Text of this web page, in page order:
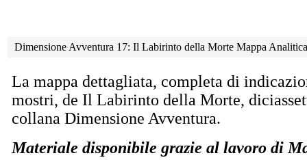
Dimensione Avventura 17: Il Labirinto della Morte Mappa
La mappa dettagliata, completa di
mostri, de Il Labirinto della Morte,
collana Dimensione Avventura.
Materiale disponibile grazie al lavoro di